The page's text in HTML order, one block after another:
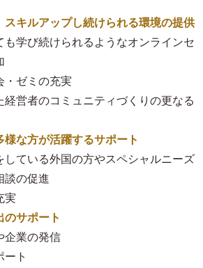
スキルアップし続けられる環境の提供
も学び続けられるようなオンラインセ
・ゼミの充実
経営者のコミュニティづくりの更なる
様な方が活躍するサポート
している外国の方やスペシャルニーズ
談の促進
実
のサポート
企業の発信
ート